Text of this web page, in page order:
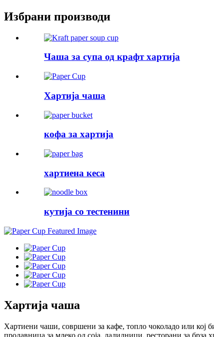
Избрани производи
Чаша за супа од крафт хартија
Хартија чаша
кофа за хартија
хартиена кеса
кутија со тестенини
Хартија чаша
Хартиени чаши, совршени за кафе, топло чоколадо или кој
продавница за млеко од соја, ладилници, ресторани за брза